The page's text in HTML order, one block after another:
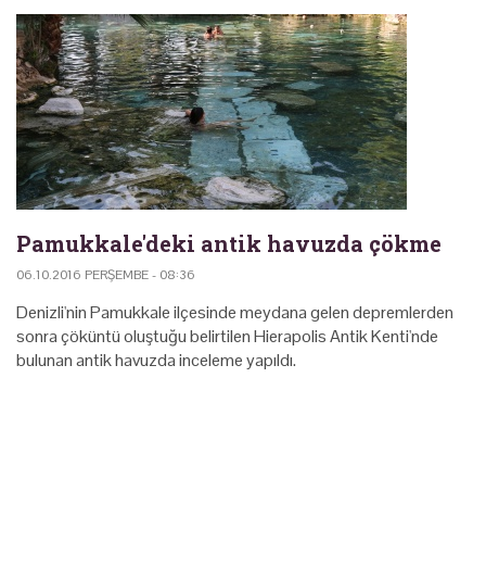
Pamukkale'deki antik havuzda çökme
06.10.2016 PERŞEMBE - 08:36
Denizli'nin Pamukkale ilçesinde meydana gelen depremlerden
sonra çöküntü oluştuğu belirtilen Hierapolis Antik Kenti'nde
bulunan antik havuzda inceleme yapıldı.